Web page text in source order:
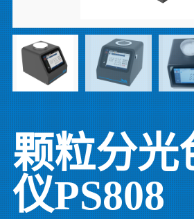
颗粒分光
仪PS808